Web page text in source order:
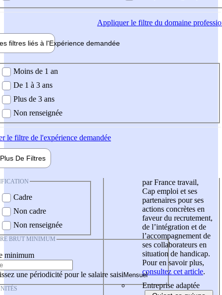
Appliquerle filtre du domaine
filtres liés à l'Expérience demandée
demandée
Moins de 1 an
De 1 à 3 ans
Plus de 3 ans
Non renseignée
le filtre de l'expérience demandée
Plus De Filtres
Cadre
Non cadre
Non renseignée
BRUT MINIMUM
minimum
une périodicité pour le salaire saisi
par France travail,
Cap emploi et ses
partenaires pour ses
actions concrètes en
faveur du recrutement,
de l’intégration et de
l’accompagnement de
ses collaborateurs en
situation de handicap.
Pour en savoir plus,
consultez cet article.
Entreprise adaptée